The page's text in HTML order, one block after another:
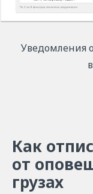
Уведомления
Как
от
грузах